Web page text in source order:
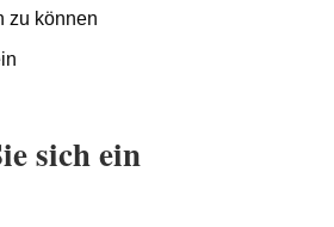
zu können
sich ein